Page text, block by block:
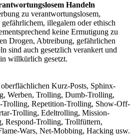
Handeln
zu verantwortungslosem,
illegalem oder ethisch
keine Ermutigung zu
Drogen, Abtreibung, gefährlichen
sind auch gesetzlich verankert und
willkürlich gesetzt.
Kurz-Posts, Sphinx-
Werben, Trolling, Dumb-Trolling,
Repetition-Trolling, Show-Off-
Trolling, Edeltrolling, Mission-
Respond-Trolling, Trollfüttern,
Wars, Net-Mobbing, Hacking usw.